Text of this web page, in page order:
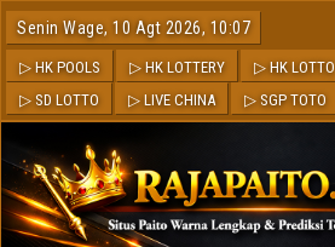
Senin Wage, 10 Agt 2026, 10:07
▷ HK POOLS ▷ HK LOTTERY ▷ HK LOTTO
▷ SD LOTTO
▷ LIVE CHINA ▷ SGP TOTO